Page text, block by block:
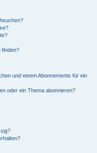
finden?
und einem Abonnements für ein
oder ein Thema abonnieren?